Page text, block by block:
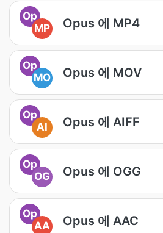
Op
MP
Opus 에 MP4
Op
MO
Opus 에 MOV
Op
AI
Opus 에 AIFF
Op
OG
Opus 에 OGG
Op
AA
Opus 에 AAC